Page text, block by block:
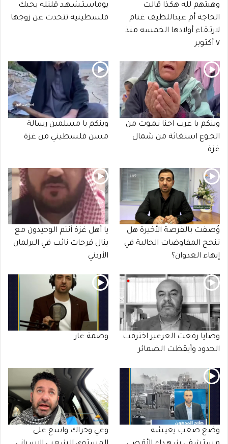
وهبتهم لله هكذا قالت
الحاجة أم عبداللطيف غنام
لارتـقـاء أولادها الخمسه منذ
٧ أكتوبر
يوماسـتـشـهـد قلتله بحبك
فلسطينية تتحدث عن زوجها
وينكم يا عرب احنا نـمـوت من
الجـوع استغاثة من شمال
غزة
وينكم يا مسلمين رسالة
مسن فلسطيني من غزة
وُصفت بالفرصة الأخيرة هل
تنجح المفاوضات الحالية في
إنهاء العدوان؟
يا أهل غزة أنتم الوحيدون مع
ينال فرحات نائب في البرلمان
الأردني
وصايا رفعت العرعير اخترقت
الحدود وأيقظت الضمائر
وصمة عار
وضع صعب يعيشه
وعي وحراك واسع على